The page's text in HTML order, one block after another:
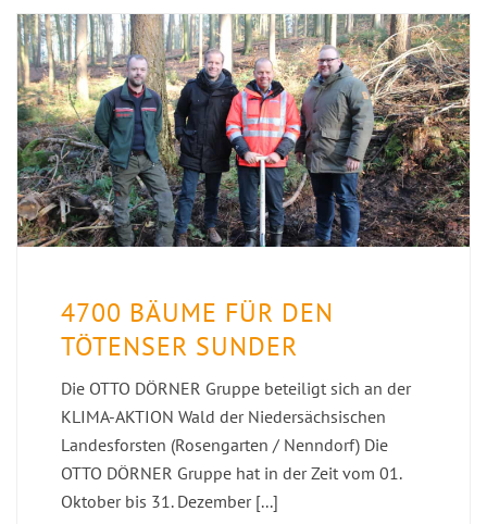
4700 BÄUME FÜR DEN
TÖTENSER SUNDER
Die OTTO DÖRNER Gruppe beteiligt sich an der
KLIMA-AKTION Wald der Niedersächsischen
Landesforsten (Rosengarten / Nenndorf) Die
OTTO DÖRNER Gruppe hat in der Zeit vom 01.
Oktober bis 31. Dezember [...]